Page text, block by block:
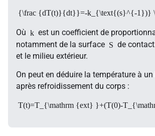
{\frac {dT(t)}{dt}}=-k_{\text{(s}^{-1})}
Où k est un coefficient de
notamment de la surface S de
et le milieu extérieur.
On peut en déduire la température à
après refroidissement du corps :
T(t)=T_{\mathrm {ext} }+(T(0)-